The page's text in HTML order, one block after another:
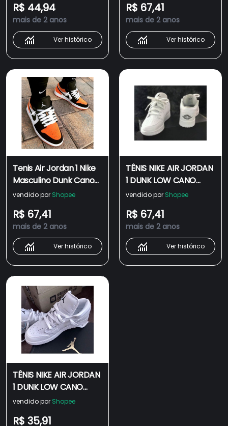
Low Super desconto
R$ 44,94
mais de 2 anos
Ver histórico
CONFIRA !
R$ 67,41
mais de 2 anos
Ver histórico
Tenis Air Jordan 1 Nike
Masculino Dunk Cano
baixo
Low Super desconto
vendido por Shopee
R$ 67,41
mais de 2 anos
Ver histórico
TÊNIS NIKE AIR JORDAN
1 DUNK LOW CANO
BAIXO TODO BRANCO
CONFIRA
vendido por Shopee
R$ 67,41
mais de 2 anos
Ver histórico
TÊNIS NIKE AIR JORDAN
1 DUNK LOW CANO
BAIXO TODO BRANCO
vendido por Shopee
R$ 35,91